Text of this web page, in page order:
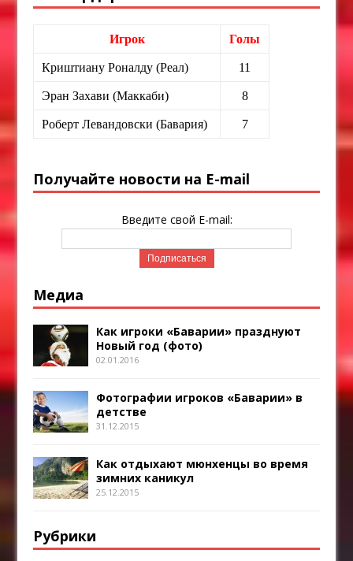
Игрок Голы
Криштиану Роналду (Реал) 11
Эран Захави (Маккаби) 8
Роберт Левандовски (Бавария) 7
Получайте новости на E-mail
Введите свой E-mail:
Медиа
Как игроки «Баварии» празднуют
Новый год (фото)
02.01.2016
Фотографии игроков «Баварии» в
детстве
31.12.2015
Как отдыхают мюнхенцы во время
зимних каникул
25.12.2015
Рубрики